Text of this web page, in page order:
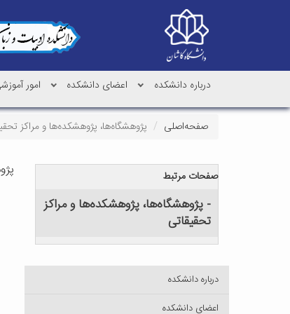
درباره دانشکده اعضای دانشکده امور
صفحه‌اصلی پژوهشگاه‌ها، پژوهشکده‌ها و مراکز
صفحات مرتبط
- پژوهشگاه‌ها، پژوهشکده‌ها و مراکز
تحقیقاتی
درباره دانشکده
اعضای دانشکده